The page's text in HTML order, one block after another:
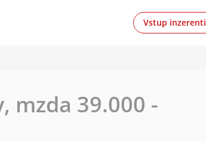
Vstup inzerenti
mzda 39.000 -